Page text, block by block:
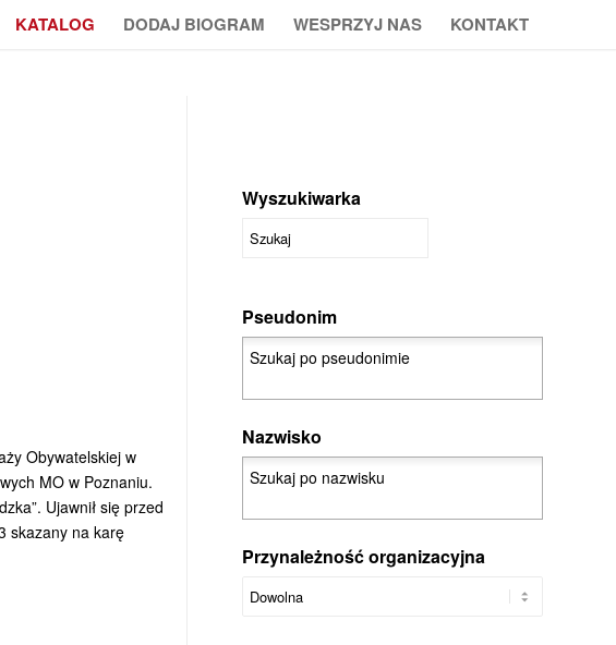
KATALOG DODAJ BIOGRAM WESPRZYJ NAS KONTAKT
Obywatelskiej w
MO w Poznaniu.
Ujawnił się przed
skazany na karę
Wyszukiwarka
Pseudonim
Nazwisko
Przynależność organizacyjna